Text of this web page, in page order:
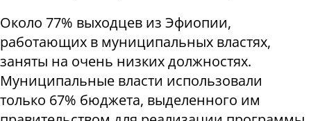
Около 77% выходцев из Эфиопии,
работающих в муниципальных властях,
заняты на очень низких должностях.
Муниципальные власти использовали
только 67% бюджета, выделенного им